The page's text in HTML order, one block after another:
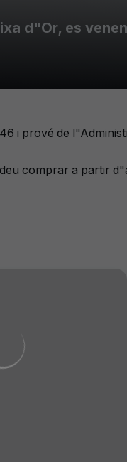
d"Or, es
i prové de
comprar a partir